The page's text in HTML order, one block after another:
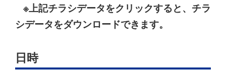
※上記チラシデータをクリックすると、チラ
シデータをダウンロードできます。
日時